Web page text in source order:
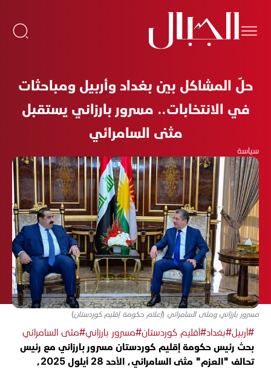
حلّ المشاكل بين بغداد وأربيل ومباحثات
في الانتخابات.. مسرور بارزاني يستقبل
مثنى السامرائي
سياسة
مسرور بارزاني ومثنى السامرائي (إعلام حكومة إقليم كوردستان)
#أربيل#بغداد#أقليم كوردستان#مسرور بارزاني#مثنى السامرائي
بحث رئيس حكومة إقليم كوردستان مسرور بارزاني مع رئيس
تحالف "العزم" مثنى السامرائي، الأحد 28 أيلول 2025،